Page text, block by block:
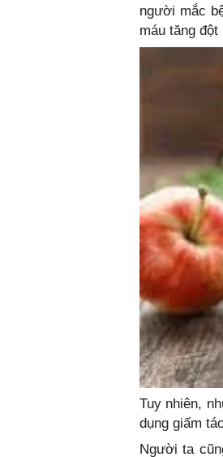
người mắc
máu tăng
Tuy nhiên,
dụng giấm
Người ta